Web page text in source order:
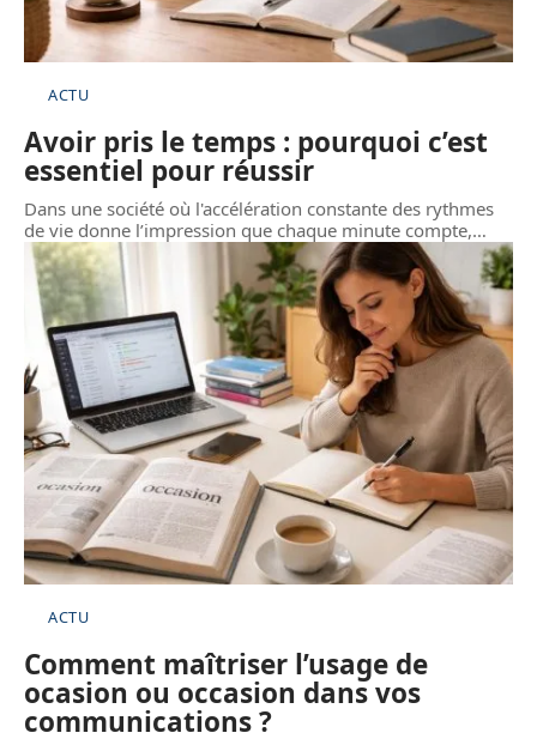
ACTU
Avoir pris le temps : pourquoi c’est
essentiel pour réussir
Dans une société où l'accélération constante des rythmes
de vie donne l’impression que chaque minute compte,…
ACTU
Comment maîtriser l’usage de
ocasion ou occasion dans vos
communications ?